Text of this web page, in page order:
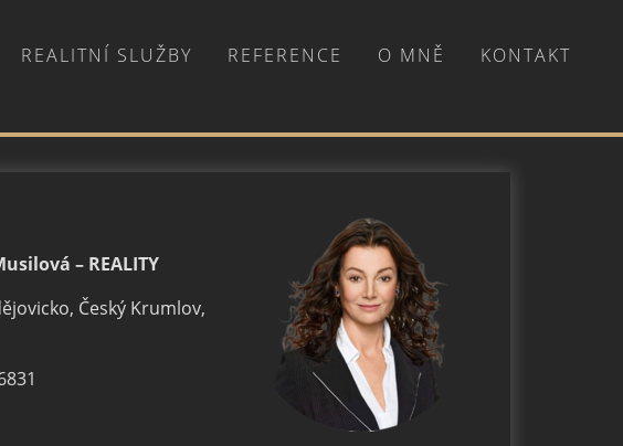
REALITNÍ SLUŽBY REFERENCE O MNĚ KONTAKT
– REALITY
Český Krumlov,